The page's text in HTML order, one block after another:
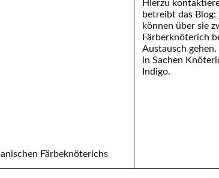
Hierzu
betreibt das Blog:
können über sie
Färberknöterich
Austausch
in Sachen
Indigo.
Kunst. Waid (Isatis tinctoria),
ist aus dem Waidanbau und -handel